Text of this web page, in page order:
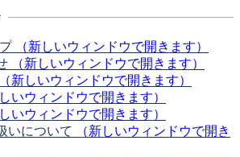
（新しいウィンドウで開きます）
（新しいウィンドウで開きます）
（新しいウィンドウで開きます）
しいウィンドウで開きます）
しいウィンドウで開きます）
いについて
（新しいウィンドウで開き